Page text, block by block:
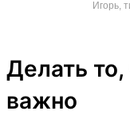
Игорь,
Делать то,
важно